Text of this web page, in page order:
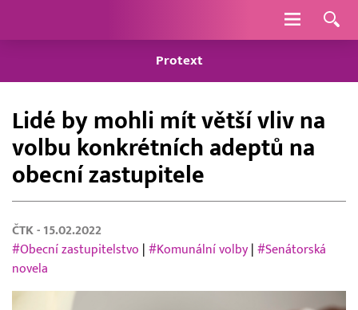
Navigace
Protext
Lidé by mohli mít větší vliv na
volbu konkrétních adeptů na
obecní zastupitele
ČTK - 15.02.2022
#Obecní zastupitelstvo
#Komunální volby #Senátorská
novela